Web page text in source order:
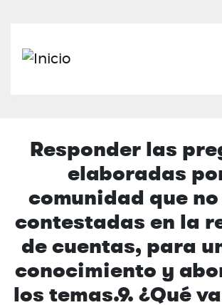
Responder las
elaboradas
comunidad que
contestadas en la
de cuentas, para
conocimiento y
los temas.9. ¿Qué